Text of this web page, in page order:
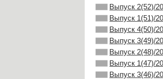
Выпуск 2(52)/
Выпуск 1(51)/
Выпуск 4(50)/
Выпуск 3(49)/
Выпуск 2(48)/
Выпуск 1(47)/
Выпуск 3(46)/